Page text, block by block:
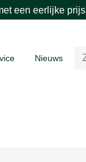
een eerlijke prijs
Nieuws